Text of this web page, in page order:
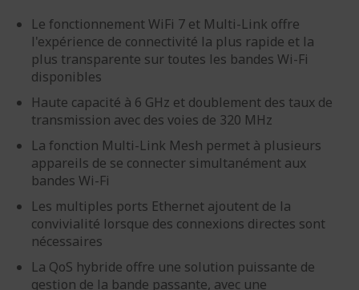
Le fonctionnement WiFi 7 et Multi-Link offre
l'expérience de connectivité la plus rapide et la
plus transparente sur toutes les bandes Wi-Fi
disponibles
Haute capacité à 6 GHz et doublement des taux de
transmission avec des voies de 320 MHz
La fonction Multi-Link Mesh permet à plusieurs
appareils de se connecter simultanément aux
bandes Wi-Fi
Les multiples ports Ethernet ajoutent de la
convivialité lorsque des connexions directes sont
nécessaires
La QoS hybride offre une solution puissante de
gestion de la bande passante, avec une